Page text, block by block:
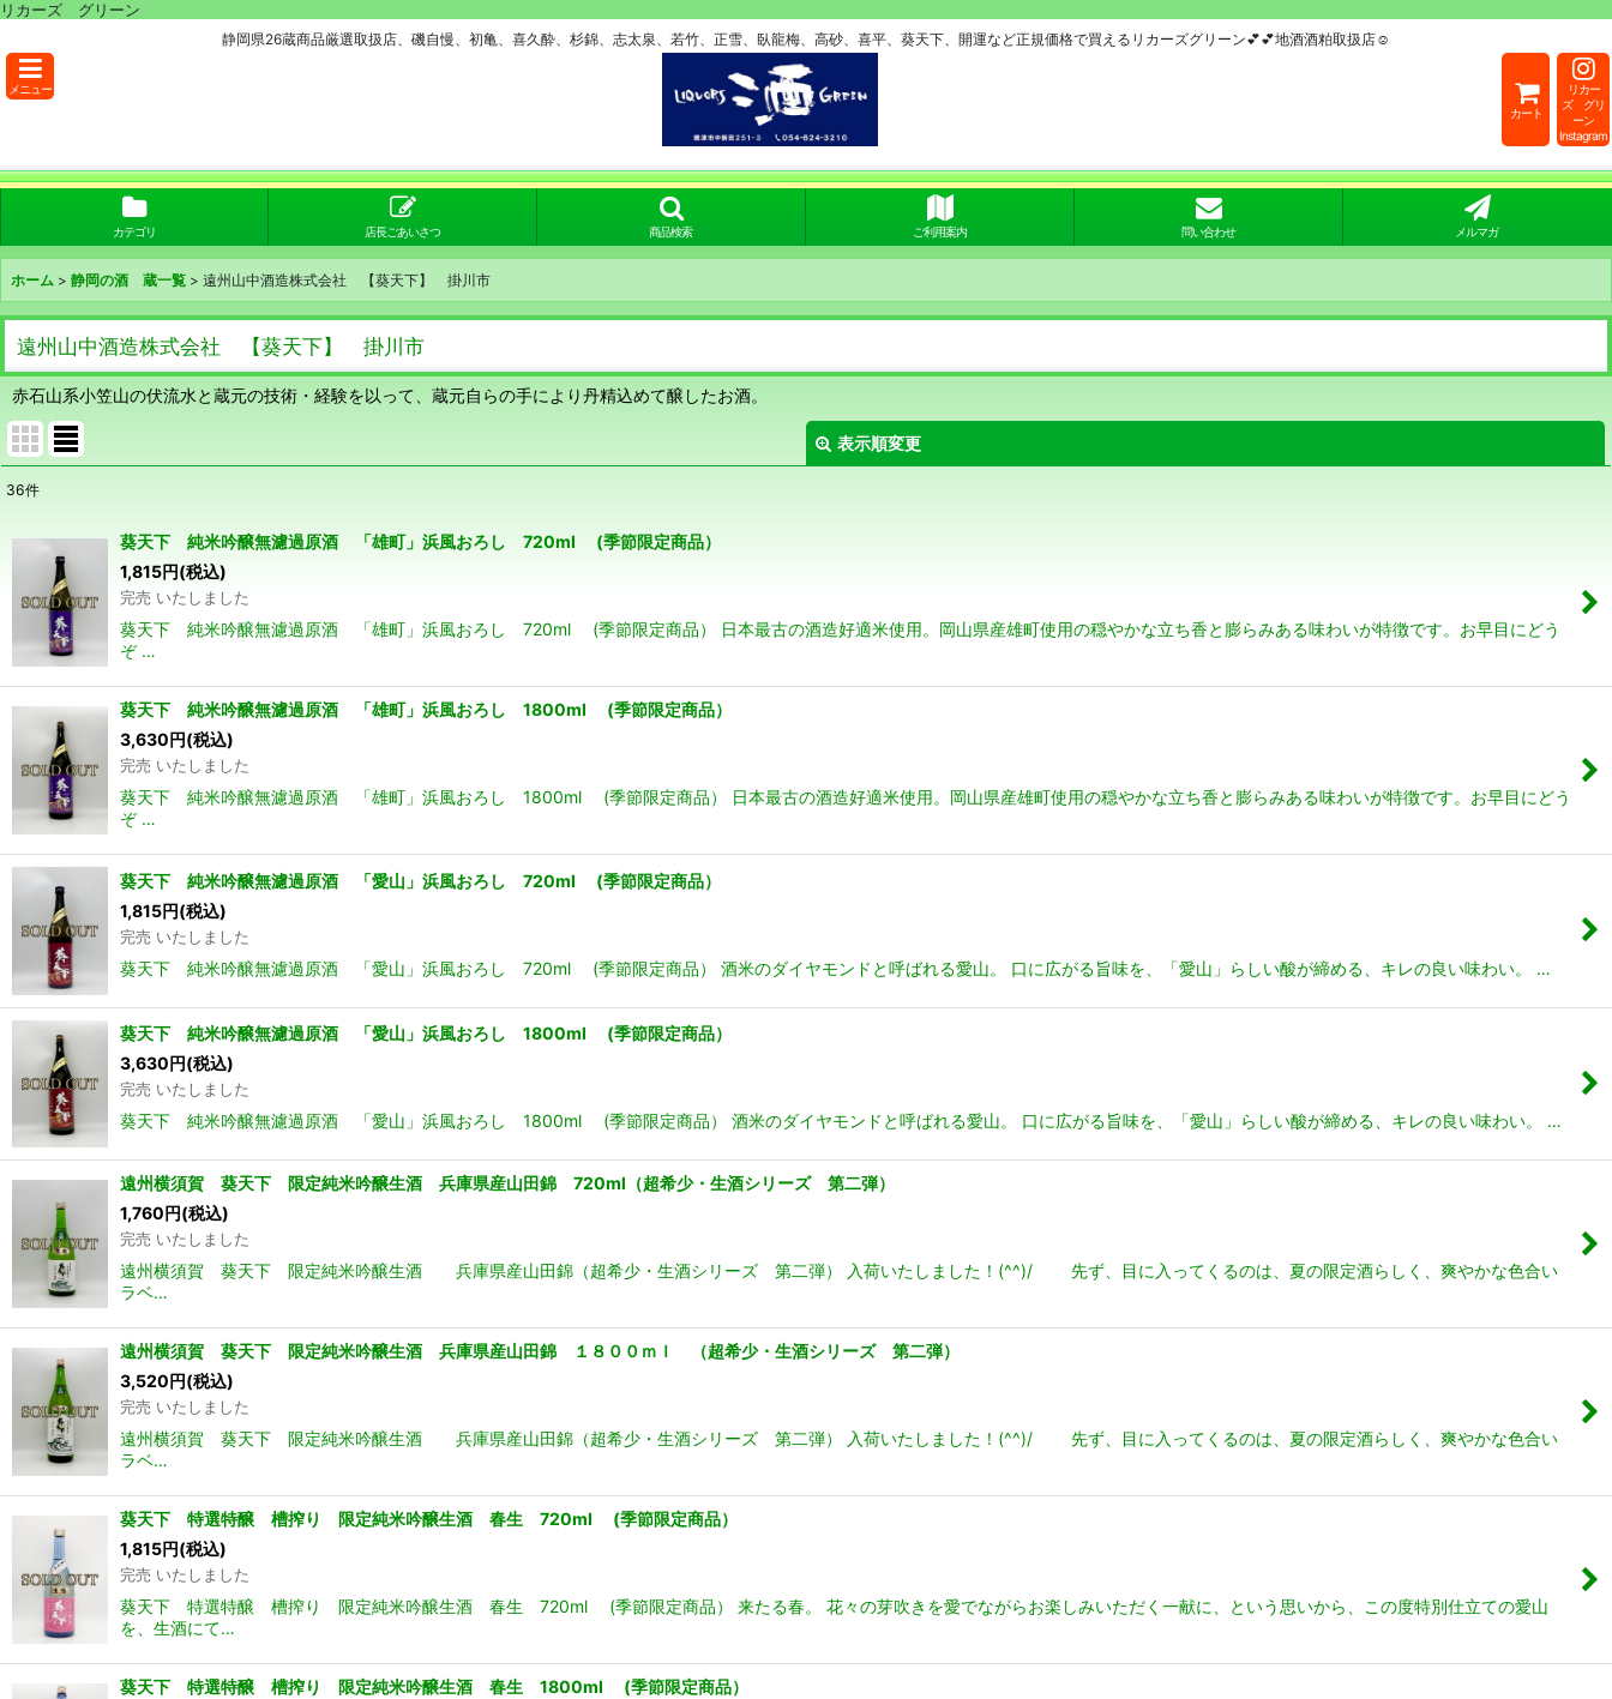
リカーズ グリーン
静岡県26蔵商品厳選取扱店、磯自慢、初亀、喜久酔、杉錦、志太泉、若竹、正雪、臥龍梅、高砂、喜平、葵天下、開運など正規価格で買えるリカーズグリーン💕💕地酒酒粕取扱店☺
メニュー
カート
リカー
ズ グリ
ーン
Instagram
カテゴリ 店長ごあいさつ 商品検索 ご利用案内 問い合わせ メルマガ
ホーム > 静岡の酒 蔵一覧 > 遠州山中酒造株式会社 【葵天下】 掛川市
遠州山中酒造株式会社 【葵天下】 掛川市
赤石山系小笠山の伏流水と蔵元の技術・経験を以って、蔵元自らの手により丹精込めて醸したお酒。
表示順変更
並び順
絞り込む
36件
葵天下 純米吟醸無濾過原酒 「雄町」浜風おろし 720ml (季節限定商品）
1,815円(税込)
完売 いたしました
葵天下 純米吟醸無濾過原酒 「雄町」浜風おろし 720ml (季節限定商品） 日本最古の酒造好適米使用。岡山県産雄町使用の穏やかな立ち香と膨らみある味わいが特徴です。お早目にどう
ぞ …
葵天下 純米吟醸無濾過原酒 「雄町」浜風おろし 1800ml (季節限定商品）
3,630円(税込)
完売 いたしました
葵天下 純米吟醸無濾過原酒 「雄町」浜風おろし 1800ml (季節限定商品） 日本最古の酒造好適米使用。岡山県産雄町使用の穏やかな立ち香と膨らみある味わいが特徴です。お早目にどう
ぞ …
葵天下 純米吟醸無濾過原酒 「愛山」浜風おろし 720ml (季節限定商品）
1,815円(税込)
完売 いたしました
葵天下 純米吟醸無濾過原酒 「愛山」浜風おろし 720ml (季節限定商品） 酒米のダイヤモンドと呼ばれる愛山。 口に広がる旨味を、「愛山」らしい酸が締める、キレの良い味わい。 …
葵天下 純米吟醸無濾過原酒 「愛山」浜風おろし 1800ml (季節限定商品）
3,630円(税込)
完売 いたしました
葵天下 純米吟醸無濾過原酒 「愛山」浜風おろし 1800ml (季節限定商品） 酒米のダイヤモンドと呼ばれる愛山。 口に広がる旨味を、「愛山」らしい酸が締める、キレの良い味わい。 …
遠州横須賀 葵天下 限定純米吟醸生酒 兵庫県産山田錦 720ml（超希少・生酒シリーズ 第二弾）
1,760円(税込)
完売 いたしました
遠州横須賀 葵天下 限定純米吟醸生酒 兵庫県産山田錦（超希少・生酒シリーズ 第二弾） 入荷いたしました！(^^)/ 先ず、目に入ってくるのは、夏の限定酒らしく、爽やかな色合い
ラベ…
遠州横須賀 葵天下 限定純米吟醸生酒 兵庫県産山田錦 １８００ｍｌ （超希少・生酒シリーズ 第二弾）
3,520円(税込)
完売 いたしました
遠州横須賀 葵天下 限定純米吟醸生酒 兵庫県産山田錦（超希少・生酒シリーズ 第二弾） 入荷いたしました！(^^)/ 先ず、目に入ってくるのは、夏の限定酒らしく、爽やかな色合い
ラベ…
葵天下 特選特醸 槽搾り 限定純米吟醸生酒 春生 720ml (季節限定商品）
1,815円(税込)
完売 いたしました
葵天下 特選特醸 槽搾り 限定純米吟醸生酒 春生 720ml (季節限定商品） 来たる春。 花々の芽吹きを愛でながらお楽しみいただく一献に、という思いから、この度特別仕立ての愛山
を、生酒にて…
葵天下 特選特醸 槽搾り 限定純米吟醸生酒 春生 1800ml (季節限定商品）